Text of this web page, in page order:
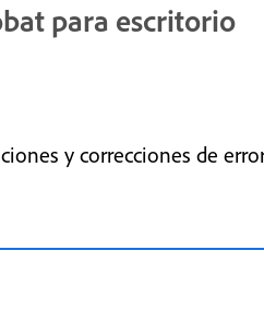
para escritorio
y correcciones de